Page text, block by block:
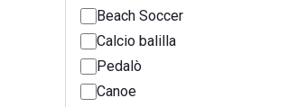
Beach Soccer
Calcio balilla
Pedalò
Canoe